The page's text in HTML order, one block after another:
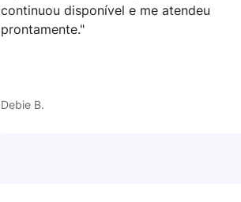
continuou disponível e me atendeu
prontamente."
Debie B.